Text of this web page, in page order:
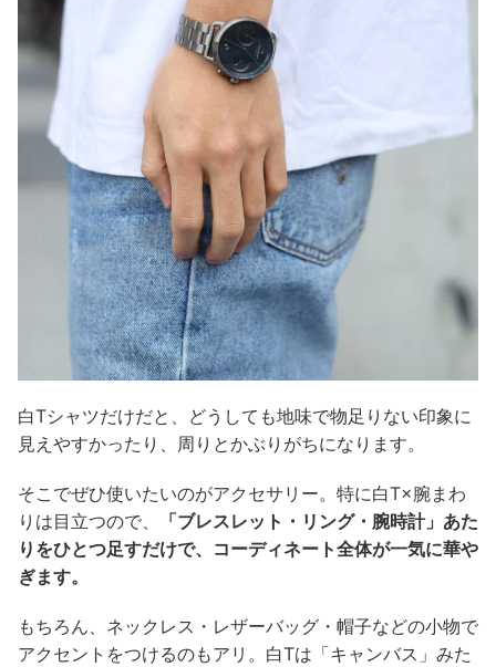
白Tシャツだけだと、どうしても地味で物足りない印象に
見えやすかったり、周りとかぶりがちになります。
そこでぜひ使いたいのがアクセサリー。特に白T×腕まわ
りは目立つので、
「ブレスレット・リング・腕時計」あた
りをひとつ足すだけで、コーディネート全体が一気に華や
ぎます。
もちろん、ネックレス・レザーバッグ・帽子などの小物で
アクセントをつけるのもアリ。白Tは「キャンバス」みた